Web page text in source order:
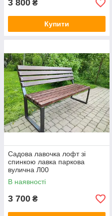
3 800 ₴
Купити
Садова лавочка лофт зі
спинкою лавка паркова
вулична Л00
В наявності
3 700 ₴